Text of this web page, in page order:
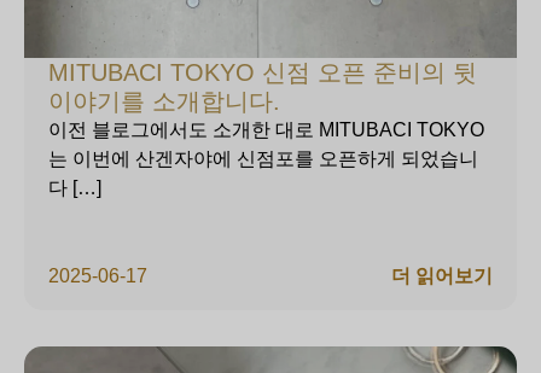
MITUBACI TOKYO 신점 오픈 준비의 뒷
이야기를 소개합니다.
2025-06-17
이전 블로그에서도 소개한 대로 MITUBACI TOKYO
는 이번에 산겐자야에 신점포를 오픈하게 되었습니
다 […]
더 읽어보기